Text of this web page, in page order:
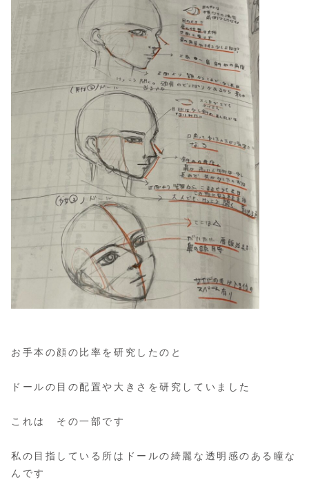
お手本の顔の比率を研究したのと
ドールの目の配置や大きさを研究していました
これは その一部です
私の目指している所はドールの綺麗な透明感のある瞳な
んです